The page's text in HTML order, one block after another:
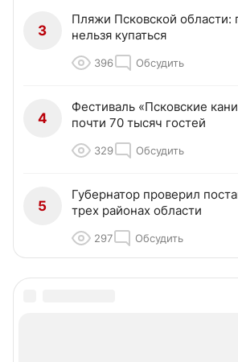
3
Пляжи Псковской области:
нельзя купаться
396 Обсудить
4
Фестиваль «Псковские
почти 70 тысяч гостей
329 Обсудить
5
Губернатор проверил
трех районах области
297 Обсудить